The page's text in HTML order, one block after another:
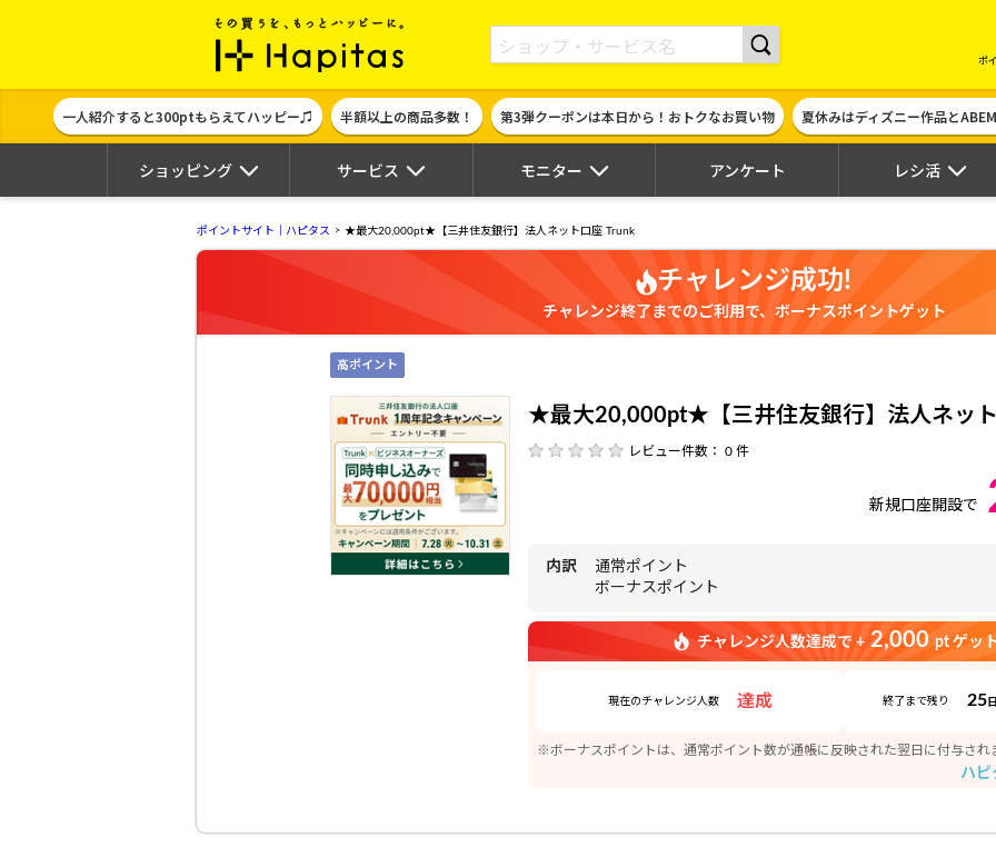
ポイント貯めて現金やギフト券に交換できるポイントサイト | ハピタス
ポ
一人紹介すると300ptもらえてハッピー♫ 半額以上の商品多数！ 第3弾クーポンは本日から！おトクなお買い物 夏休みはディズニー作品と
ショッピング サービス モニター アンケート レシ活
ポイントサイト｜ハピタス ★最大20,000pt★【三井住友銀行】法人ネット口座 Trunk
チャレンジ成功!
チャレンジ終了までのご利用で、ボーナスポイントゲット
高ポイント
★最大20,000pt★【三井住友銀行】法人ネッ
レビュー件数： 0 件
新規口座開設で
内訳
通常ポイント
ボーナスポイント
チャレンジ人数達成で + 2,000 pt ゲッ
現在のチャレンジ人数 達成 終了まで残り 25
※ボーナスポイントは、通常ポイント数が通帳に反映された翌日に付与され
ハ